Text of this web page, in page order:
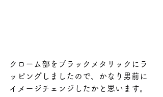
クローム部をブラックメタリックにラ
ッピングしましたので、かなり男前に
イメージチェンジしたかと思います。